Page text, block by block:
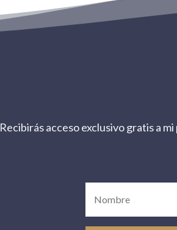
Recibirás acceso exclusivo gratis a